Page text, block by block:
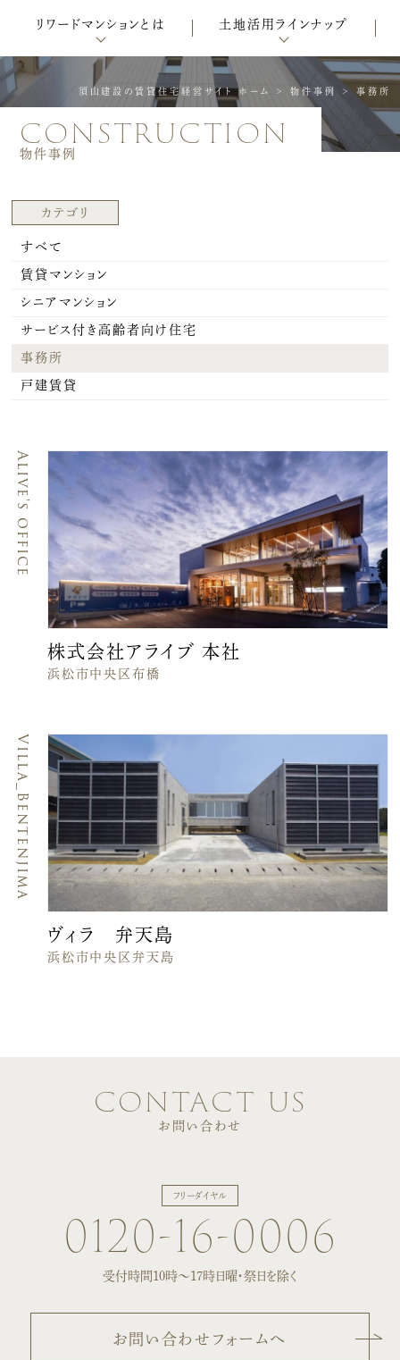
リワードマンションとは 土地活用ラインナップ
須山建設の賃貸住宅経営サイト ホーム > 物件事例 > 事務所
construction
物件事例
カテゴリ
すべて
賃貸マンション
シニアマンション
サービス付き高齢者向け住宅
事務所
戸建賃貸
Alive's office
株式会社アライブ 本社
浜松市中央区布橋
Villa_Bentenjima
ヴィラ 弁天島
浜松市中央区弁天島
contact us
お問い合わせ
フリーダイヤル
0120-16-0006
受付時間10時〜17時 日曜・祭日を除く
お問い合わせフォームへ